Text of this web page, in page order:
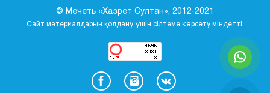
© Мечеть «Хазрет Султан», 2012-2021
Сайт материалдарын қолдану үшін сілтеме көрсету міндетті.